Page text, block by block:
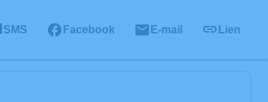
SMS Facebook E-mail Lien